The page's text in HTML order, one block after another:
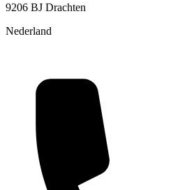
9206 BJ Drachten
Nederland